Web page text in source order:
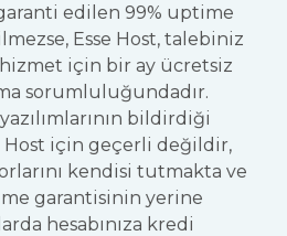
edilen 99% uptime
Esse Host, talebiniz
için bir ay ücretsiz
sorumluluğundadır.
bildirdiği
Host için geçerli değildir,
kendisi tutmakta ve
garantisinin yerine
hesabınıza kredi